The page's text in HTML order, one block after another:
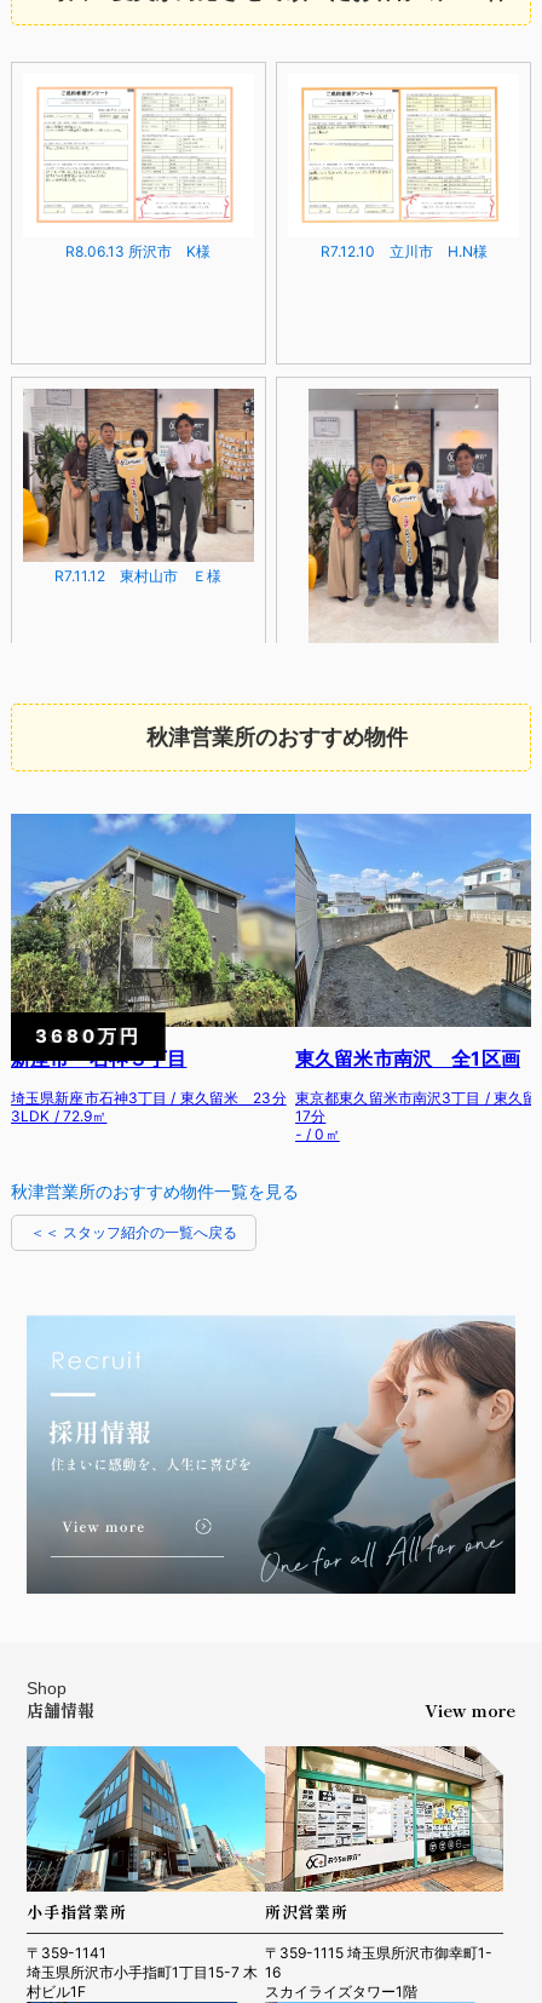
R8.06.13 所沢市 K様 R7.12.10 立川市 H.N様
R7.11.12 東村山市 Ｅ様
R7.11.28 東大和市 S様
R7.11.7 東村山市 H.T様
R7.8.7 東村山市 O様
R7.9.1 東村山市 K様
R7.7.28 新座市 K.M様
R7.6.30 東村山市 AH様
秋津営業所のおすすめ物件
秋津営業所のおすすめ物件一覧を見る
＜＜ スタッフ紹介の一覧へ戻る
Shop
店舗情報 View more
小手指営業所
〒359-1141
埼玉県所沢市小手指町1丁目15-7 木
村ビル1F
所沢営業所
〒359-1115 埼玉県所沢市御幸町1-
16
スカイライズタワー1階